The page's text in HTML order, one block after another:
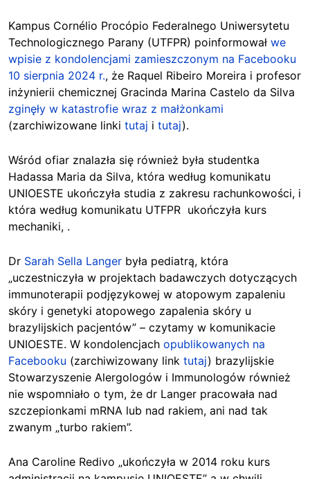
Kampus Cornélio Procópio Federalnego Uniwersytetu
Technologicznego Parany (UTFPR) poinformował we
wpisie z kondolencjami zamieszczonym na Facebooku
10 sierpnia 2024 r., że Raquel Ribeiro Moreira i profesor
inżynierii chemicznej Gracinda Marina Castelo da Silva
zginęły w katastrofie wraz z małżonkami
(zarchiwizowane linki tutaj i tutaj).
Wśród ofiar znalazła się również była studentka
Hadassa Maria da Silva, która według komunikatu
UNIOESTE ukończyła studia z zakresu rachunkowości, i
która według komunikatu UTFPR ukończyła kurs
mechaniki, .
Dr Sarah Sella Langer była pediatrą, która
„uczestniczyła w projektach badawczych dotyczących
immunoterapii podjęzykowej w atopowym zapaleniu
skóry i genetyki atopowego zapalenia skóry u
brazylijskich pacjentów” – czytamy w komunikacie
UNIOESTE. W kondolencjach opublikowanych na
Facebooku (zarchiwizowany link tutaj) brazylijskie
Stowarzyszenie Alergologów i Immunologów również
nie wspomniało o tym, że dr Langer pracowała nad
szczepionkami mRNA lub nad rakiem, ani nad tak
zwanym „turbo rakiem”.
Ana Caroline Redivo „ukończyła w 2014 roku kurs